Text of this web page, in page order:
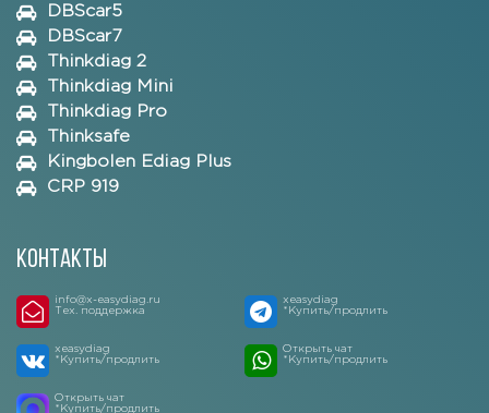
DBScar5
DBScar7
Thinkdiag 2
Thinkdiag Mini
Thinkdiag Pro
Thinksafe
Kingbolen Ediag Plus
CRP 919
Контакты
info@x-easydiag.ru
Тех. поддержка
xeasydiag
*Купить/продлить
xeasydiag
*Купить/продлить
Открыть чат
*Купить/продлить
Открыть чат
*Купить/продлить